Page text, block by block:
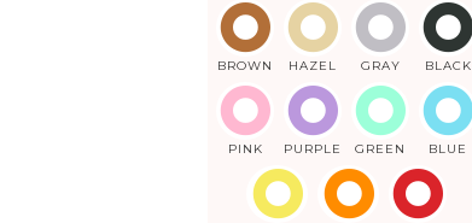
BROWN HAZEL GRAY BLACK
PINK PURPLE GREEN BLUE